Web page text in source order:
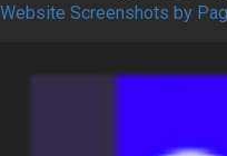
Website Screenshots by